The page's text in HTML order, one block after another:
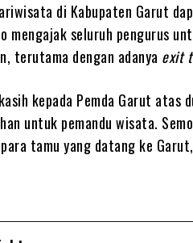
di Kabupaten Garut
mengajak seluruh pengurus
terutama dengan adanya exit
kepada Pemda Garut atas
untuk pemandu wisata.
tamu yang datang ke